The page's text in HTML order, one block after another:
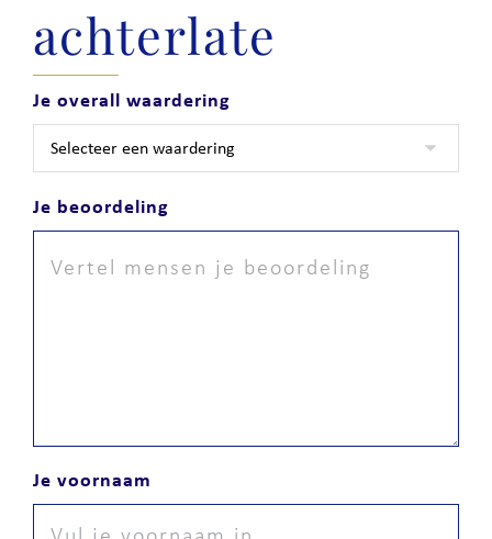
achterlate
Je overall waardering
Je beoordeling
Je voornaam